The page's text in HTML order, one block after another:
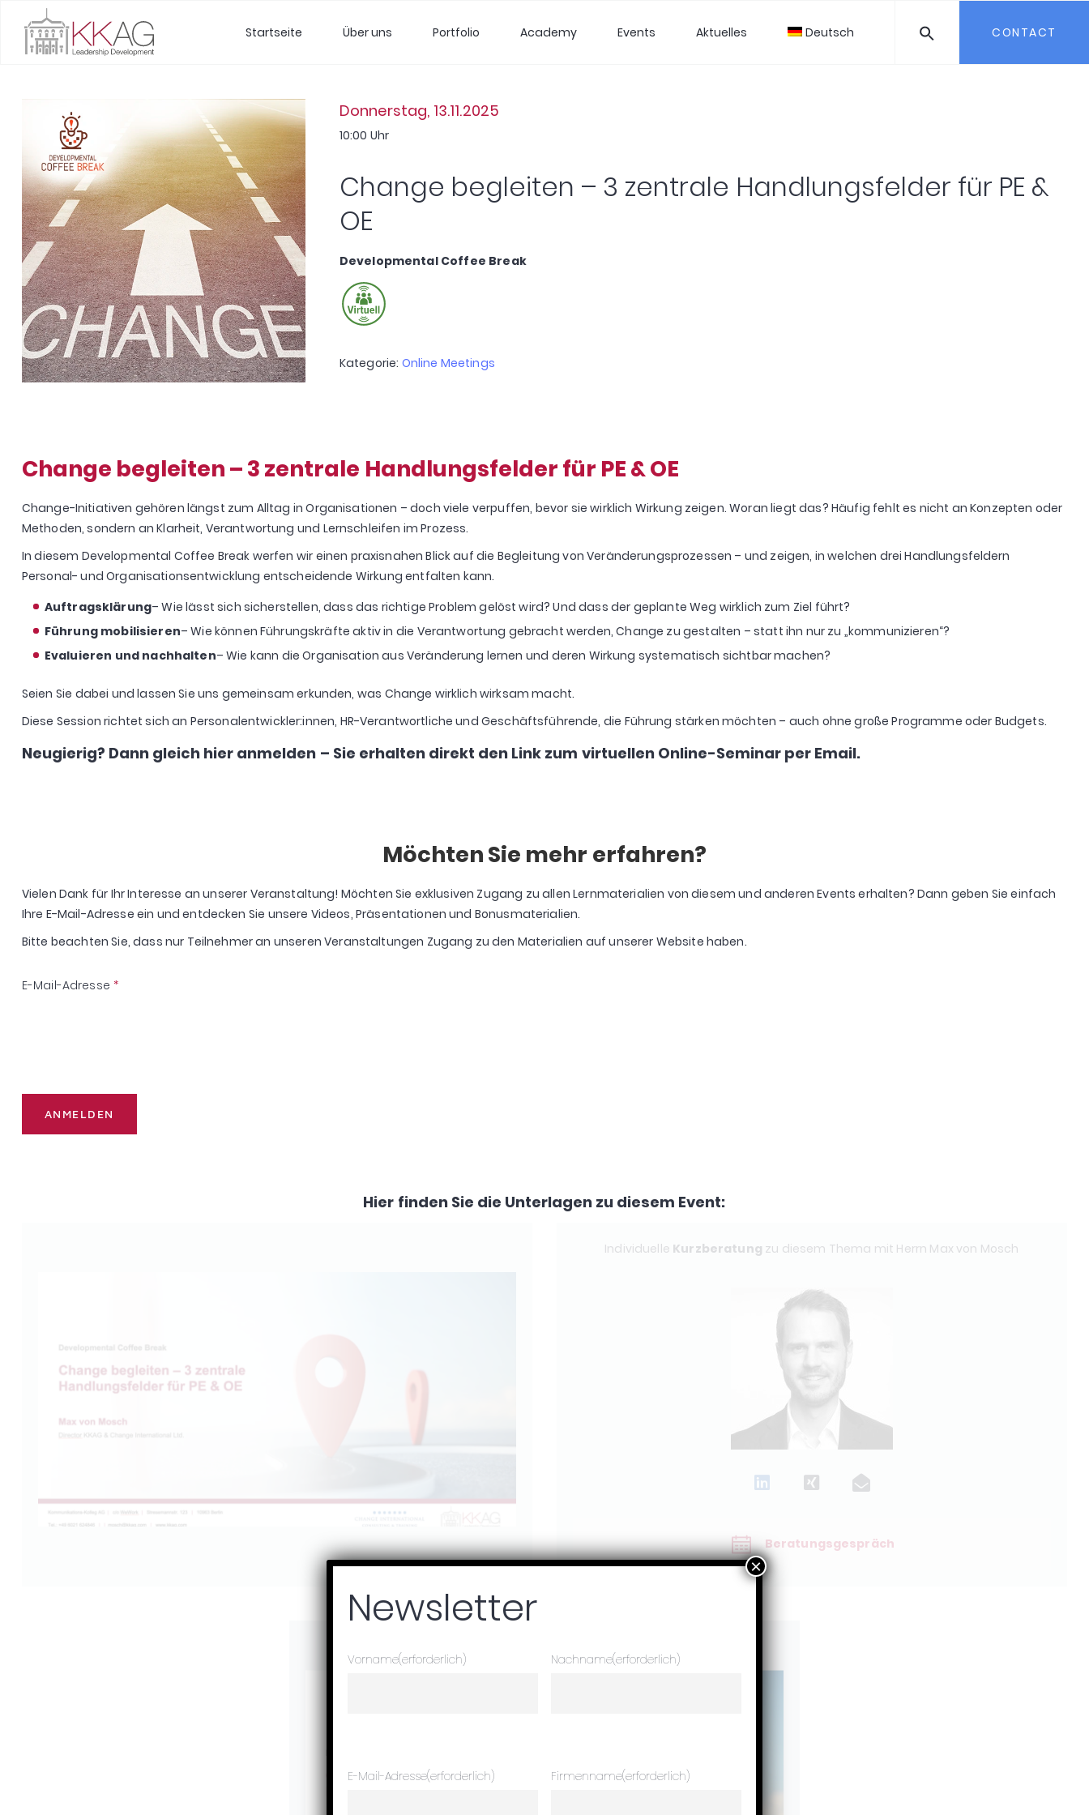
Startseite Über uns Portfolio Academy Events Aktuelles Deutsch CONTACT
Change begleiten – 3 zentrale Handlungsfelder für PE &
OE
Donnerstag, 13.11.2025
10:00 Uhr
Developmental Coffee Break
Kategorie: Online Meetings
Change begleiten – 3 zentrale Handlungsfelder für PE & OE
Change-Initiativen gehören längst zum Alltag in Organisationen – doch viele verpuffen, bevor sie wirklich Wirkung zeigen. Woran liegt das? Häufig fehlt es nicht an Konzepten oder
Methoden, sondern an Klarheit, Verantwortung und Lernschleifen im Prozess.
In diesem Developmental Coffee Break werfen wir einen praxisnahen Blick auf die Begleitung von Veränderungsprozessen – und zeigen, in welchen drei Handlungsfeldern
Personal- und Organisationsentwicklung entscheidende Wirkung entfalten kann.
Auftragsklärung– Wie lässt sich sicherstellen, dass das richtige Problem gelöst wird? Und dass der geplante Weg wirklich zum Ziel führt?
Führung mobilisieren– Wie können Führungskräfte aktiv in die Verantwortung gebracht werden, Change zu gestalten – statt ihn nur zu „kommunizieren“?
Evaluieren und nachhalten– Wie kann die Organisation aus Veränderung lernen und deren Wirkung systematisch sichtbar machen?
Seien Sie dabei und lassen Sie uns gemeinsam erkunden, was Change wirklich wirksam macht.
Diese Session richtet sich an Personalentwickler:innen, HR-Verantwortliche und Geschäftsführende, die Führung stärken möchten – auch ohne große Programme oder Budgets.
Neugierig? Dann gleich hier anmelden – Sie erhalten direkt den Link zum virtuellen Online-Seminar per Email.
Möchten Sie mehr erfahren?
Vielen Dank für Ihr Interesse an unserer Veranstaltung! Möchten Sie exklusiven Zugang zu allen Lernmaterialien von diesem und anderen Events erhalten? Dann geben Sie einfach
Ihre E-Mail-Adresse ein und entdecken Sie unsere Videos, Präsentationen und Bonusmaterialien.
Bitte beachten Sie, dass nur Teilnehmer an unseren Veranstaltungen Zugang zu den Materialien auf unserer Website haben.
E-Mail-Adresse *
Hier finden Sie die Unterlagen zu diesem Event:
Individuelle Kurzberatung zu diesem Thema mit Herrn Max von Mosch
Beratungsgespräch
Newsletter
Vorname(erforderlich) Nachname(erforderlich)
E-Mail-Adresse(erforderlich) Firmenname(erforderlich)